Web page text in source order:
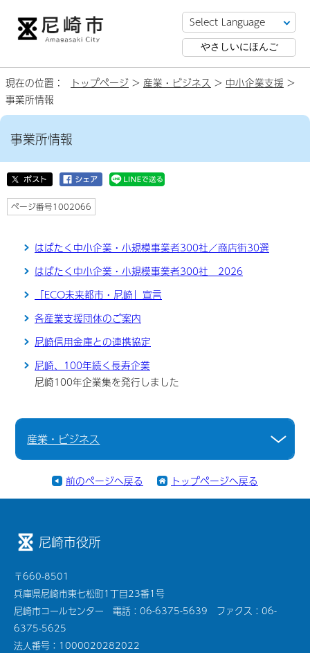
やさしいにほんご
現在の位置： トップページ > 産業・ビジネス > 中小企業支援 >
事業所情報
事業所情報
ページ番号1002066
はばたく中小企業・小規模事業者300社／商店街30選
はばたく中小企業・小規模事業者300社 2026
「ECO未来都市・尼崎」宣言
各産業支援団体のご案内
尼崎信用金庫との連携協定
尼崎、100年続く長寿企業
尼崎100年企業集を発行しました
産業・ビジネス
前のページへ戻る トップページへ戻る
尼崎市役所
〒660-8501
兵庫県尼崎市東七松町1丁目23番1号
尼崎市コールセンター 電話：06-6375-5639 ファクス：06-
6375-5625
法人番号：1000020282022